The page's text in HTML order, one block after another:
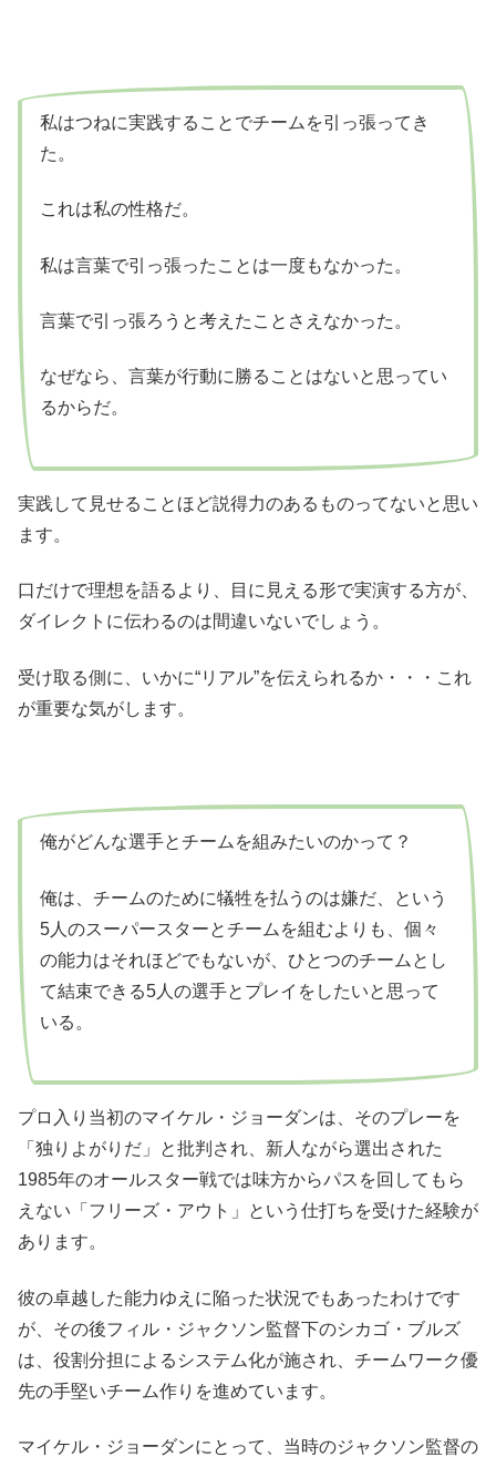
私はつねに実践することでチームを引っ張ってき
た。
これは私の性格だ。
私は言葉で引っ張ったことは一度もなかった。
言葉で引っ張ろうと考えたことさえなかった。
なぜなら、言葉が行動に勝ることはないと思ってい
るからだ。
実践して見せることほど説得力のあるものってないと思い
ます。
口だけで理想を語るより、目に見える形で実演する方が、
ダイレクトに伝わるのは間違いないでしょう。
受け取る側に、いかに“リアル”を伝えられるか・・・これ
が重要な気がします。
俺がどんな選手とチームを組みたいのかって？
俺は、チームのために犠牲を払うのは嫌だ、という
5人のスーパースターとチームを組むよりも、個々
の能力はそれほどでもないが、ひとつのチームとし
て結束できる5人の選手とプレイをしたいと思って
いる。
プロ入り当初のマイケル・ジョーダンは、そのプレーを
「独りよがりだ」と批判され、新人ながら選出された
1985年のオールスター戦では味方からパスを回してもら
えない「フリーズ・アウト」という仕打ちを受けた経験が
あります。
彼の卓越した能力ゆえに陥った状況でもあったわけです
が、その後フィル・ジャクソン監督下のシカゴ・ブルズ
は、役割分担によるシステム化が施され、チームワーク優
先の手堅いチーム作りを進めています。
マイケル・ジョーダンにとって、当時のジャクソン監督の